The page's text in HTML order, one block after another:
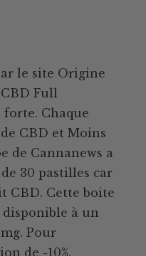
le site Origine
Full
forte. Chaque
CBD et Moins
de Cannanews a
30 pastilles car
CBD. Cette boite
disponible à un
Pour
de -10%,